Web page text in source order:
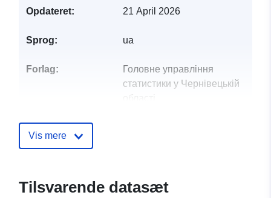
Opdateret: 21 April 2026
Sprog: ua
Forlag:
Головне управління
статистики у Чернівецькій
Kontaktpunkter:
Fortegnelse over
Tilføjet til data.europa.eu:
Vis mere
Tilsvarende datasæt